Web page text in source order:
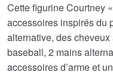
Cette figurine Courtney
accessoires inspirés du
alternative, des
baseball, 2 mains
accessoires d’arme et